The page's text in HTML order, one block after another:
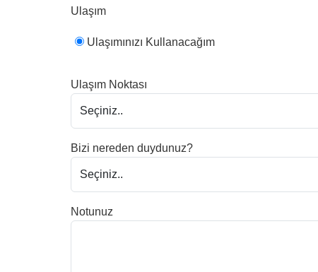
Ulaşım
Ulaşımınızı Kullanacağım
Ulaşım Noktası
Bizi nereden duydunuz?
Notunuz